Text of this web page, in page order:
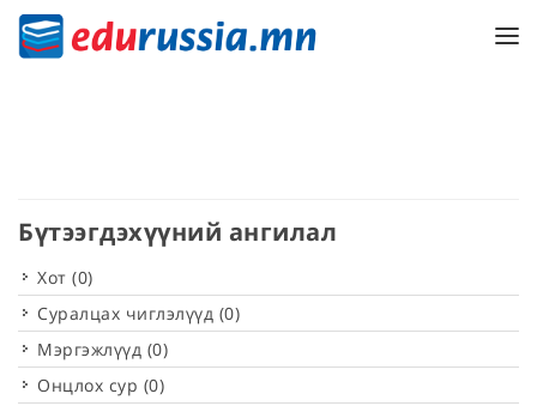
Бүтээгдэхүүний ангилал
Хот (0)
Суралцах чиглэлүүд (0)
Мэргэжлүүд (0)
Онцлох сур (0)